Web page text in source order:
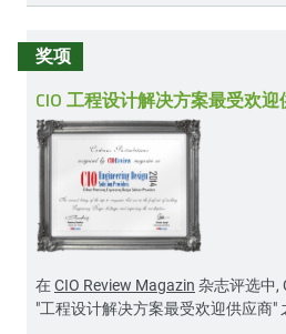
奖项
CIO 工程设计解决方案最受欢迎
在CIO Review Magazin 杂志评选中,
"工程设计解决方案最受欢迎供应商"